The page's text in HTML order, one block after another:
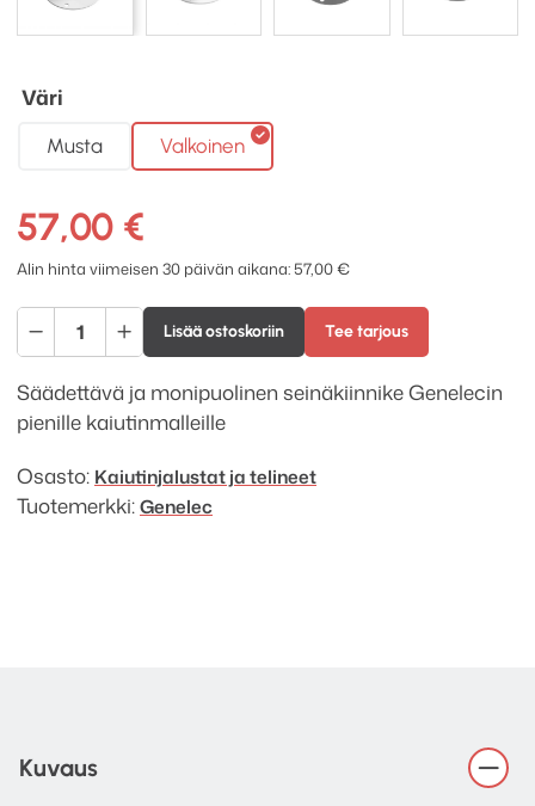
Väri
Musta Valkoinen
57,00 €
Alin hinta viimeisen 30 päivän aikana: 57,00€
Genelec
8000-
420
seinäteline,
lyhyt
määrä
Lisää ostoskoriin Tee tarjous
Säädettävä ja monipuolinen seinäkiinnike Genelecin
pienille kaiutinmalleille
Osasto: Kaiutinjalustat ja telineet
Tuotemerkki:Genelec
Kuvaus